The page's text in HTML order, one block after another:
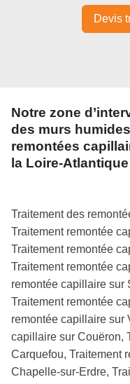
Devis
Notre zone
des murs
remontées
la Loire-Atlantique
Traitement des
Traitement remontée
Traitement remontée
Traitement remontée
remontée capillaire sur
Traitement remontée
remontée capillaire sur
capillaire sur Couëron,
Carquefou, Traitement
Chapelle-sur-Erdre,